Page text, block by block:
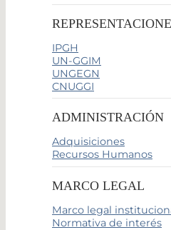
IPGH
UN-GGIM
UNGEGN
CNUGGI
ADMINISTRACIÓN
Adquisiciones
Recursos Humanos
MARCO LEGAL
Marco legal
Normativa de interés